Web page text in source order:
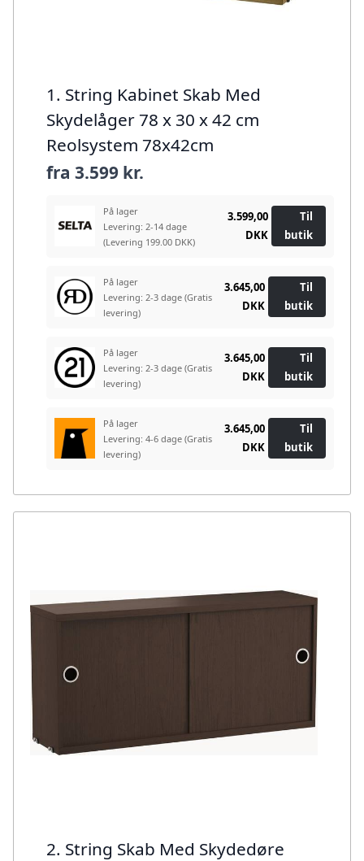
1. String Kabinet Skab Med
Skydelåger 78 x 30 x 42 cm
Reolsystem 78x42cm
fra 3.599 kr.
På lager
Levering: 2-14 dage
(Levering 199.00 DKK)
3.599,00
DKK
Til
butik
På lager
Levering: 2-3 dage (Gratis
levering)
3.645,00
DKK
Til
butik
På lager
Levering: 2-3 dage (Gratis
levering)
3.645,00
DKK
Til
butik
På lager
Levering: 4-6 dage (Gratis
levering)
3.645,00
DKK
Til
butik
2. String Skab Med Skydedøre